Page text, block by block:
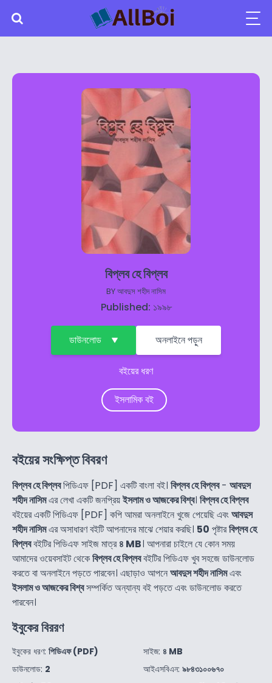
বিপ্লব হে বিপ্লব
BYআবদুস শহীদ নাসিম
Published: ১৯৯৮
ডাউনলোড অনলাইনে পড়ুন
বইয়ের ধরণ
ইসলামিক বই
বইয়ের সংক্ষিপ্ত বিবরণ
বিপ্লব হে বিপ্লবপিডিএফ [PDF] একটি বাংলা বই। বিপ্লব হে বিপ্লব- আবদুস
শহীদ নাসিমএর লেখা একটি জনপ্রিয়ইসলাম ও আজকের বিশ্ব। বিপ্লব হে বিপ্লব
বইয়ের একটি পিডিএফ [PDF] কপি আমরা অনলাইনে খুজে পেয়েছি এবংআবদুস
শহীদ নাসিমএর অসাধারণ বইটি আপনাদের মাঝে শেয়ার করছি। 50 পৃষ্টারবিপ্লব হে
বিপ্লববইটির পিডিএফ সাইজ মাত্র৪ MB। আপনারা চাইলে যে কোন সময়
আমাদের ওয়েবসাইট থেকেবিপ্লব হে বিপ্লববইটির পিডিএফ খুব সহজে ডাউনলোড
করতে বা অনলাইনে পড়তে পারবেন। এছাড়াও আপনেআবদুস শহীদ নাসিমএবং
ইসলাম ও আজকের বিশ্বসম্পর্কিত অন্যান্য বই পড়তে এবং ডাউনলোড করতে
পারবেন।
ইবুকের বিররণ
ইবুকের ধরণ: পিডিএফ (PDF)
ডাউনলোড: 2
সাইজ: ৪ MB
আইএসবিএন: ৯৮৪৩১০০৬৭০